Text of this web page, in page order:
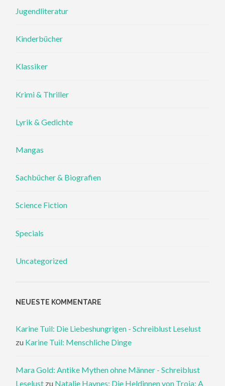
Jugendliteratur
Kinderbücher
Klassiker
Krimi & Thriller
Lyrik & Gedichte
Mangas
Sachbücher & Biografien
Science Fiction
Specials
Uncategorized
NEUESTE KOMMENTARE
Karine Tuil: Die Liebeshungrigen - Schreiblust Leselust
zu Karine Tuil: Menschliche Dinge
Mara Gold: Antike Mythen ohne Männer - Schreiblust
Leselust zu Natalie Haynes: Die Heldinnen von Troja: A